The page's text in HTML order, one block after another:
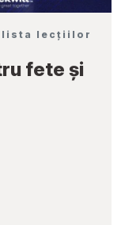
lista lecțiilor
fete și